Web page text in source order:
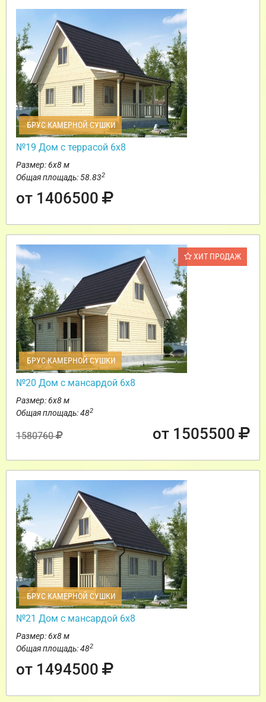
БРУС КАМЕРНОЙ СУШКИ
№19 Дом с террасой 6х8
Размер: 6х8 м
Общая площадь: 58.832
от 1406500
ХИТ ПРОДАЖ
БРУС КАМЕРНОЙ СУШКИ
№20 Дом с мансардой 6х8
Размер: 6х8 м
Общая площадь: 482
1580760 от 1505500
БРУС КАМЕРНОЙ СУШКИ
№21 Дом с мансардой 6х8
Размер: 6х8 м
Общая площадь: 482
от 1494500